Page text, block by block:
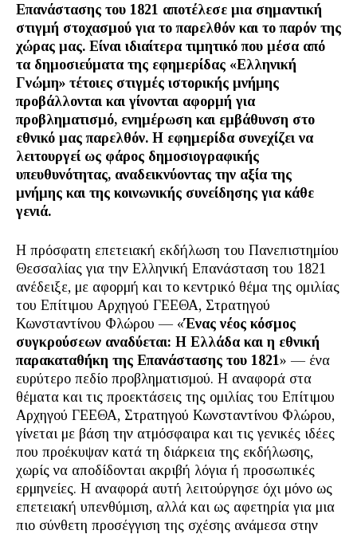
Επανάστασης του 1821 αποτέλεσε μια σημαντική
στιγμή στοχασμού για το παρελθόν και το παρόν της
χώρας μας. Είναι ιδιαίτερα τιμητικό που μέσα από
τα δημοσιεύματα της εφημερίδας «Ελληνική
Γνώμη» τέτοιες στιγμές ιστορικής μνήμης
προβάλλονται και γίνονται αφορμή για
προβληματισμό, ενημέρωση και εμβάθυνση στο
εθνικό μας παρελθόν. Η εφημερίδα συνεχίζει να
λειτουργεί ως φάρος δημοσιογραφικής
υπευθυνότητας, αναδεικνύοντας την αξία της
μνήμης και της κοινωνικής συνείδησης για κάθε
γενιά.
Η πρόσφατη επετειακή εκδήλωση του Πανεπιστημίου
Θεσσαλίας για την Ελληνική Επανάσταση του 1821
ανέδειξε, με αφορμή και το κεντρικό θέμα της ομιλίας
του Επίτιμου Αρχηγού ΓΕΕΘΑ, Στρατηγού
Κωνσταντίνου Φλώρου — «Ένας νέος κόσμος
συγκρούσεων αναδύεται: Η Ελλάδα και η εθνική
παρακαταθήκη της Επανάστασης του 1821» — ένα
ευρύτερο πεδίο προβληματισμού. Η αναφορά στα
θέματα και τις προεκτάσεις της ομιλίας του Επίτιμου
Αρχηγού ΓΕΕΘΑ, Στρατηγού Κωνσταντίνου Φλώρου,
γίνεται με βάση την ατμόσφαιρα και τις γενικές ιδέες
που προέκυψαν κατά τη διάρκεια της εκδήλωσης,
χωρίς να αποδίδονται ακριβή λόγια ή προσωπικές
ερμηνείες. Η αναφορά αυτή λειτούργησε όχι μόνο ως
επετειακή υπενθύμιση, αλλά και ως αφετηρία για μια
πιο σύνθετη προσέγγιση της σχέσης ανάμεσα στην